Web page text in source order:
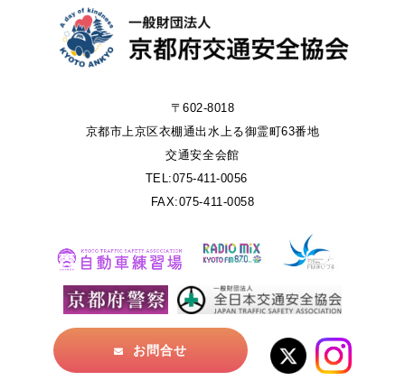
〒602-8018
京都市上京区衣棚通出水上る御霊町63番地
交通安全会館
TEL:075-411-0056
FAX:075-411-0058
お問合せ